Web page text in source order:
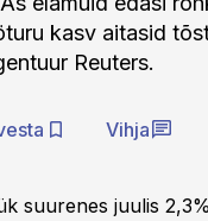
kasv aitasid
Reuters.
Vihja
suurenes juulis